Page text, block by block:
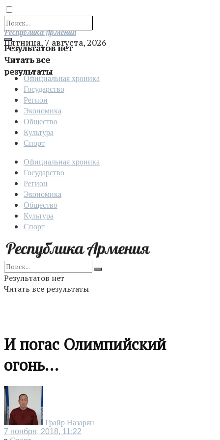
Результатов нет
Читать все
результаты
Отправить
Республика Армения
Пятница, 7 августа, 2026
Официальная хроника
Государство
Регион
Экономика
Общество
Культура
Спорт
Официальная хроника
Государство
Регион
Экономика
Общество
Культура
Спорт
Результатов нет
Читать все результаты
И погас Олимпийский
огонь…
Грайр Назарян
7 ноября, 2018, 11:22